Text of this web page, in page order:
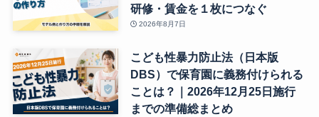
研修・賃金を１枚につなぐ
2026年8月7日
こども性暴力防止法（日本版
DBS）で保育園に義務付けられる
ことは？｜2026年12月25日施行
までの準備総まとめ